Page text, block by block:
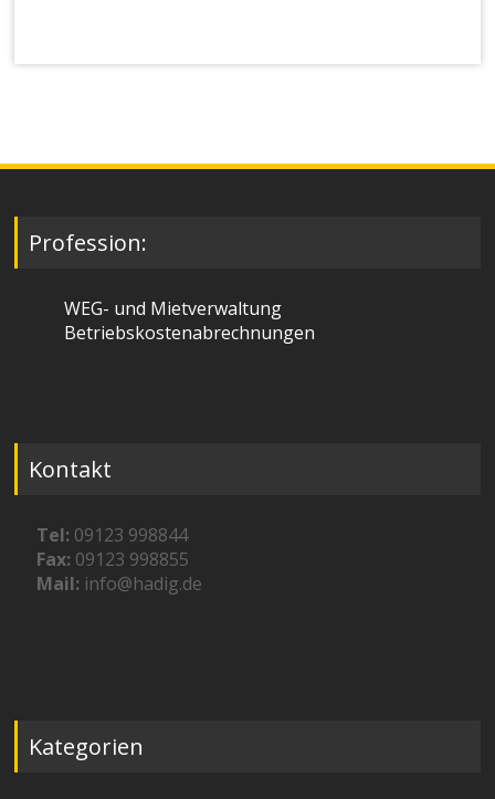
Profession:
WEG- und Mietverwaltung
Betriebskostenabrechnungen
Kontakt
Tel: 09123 998844
Fax: 09123 998855
Mail: info@hadig.de
Kategorien